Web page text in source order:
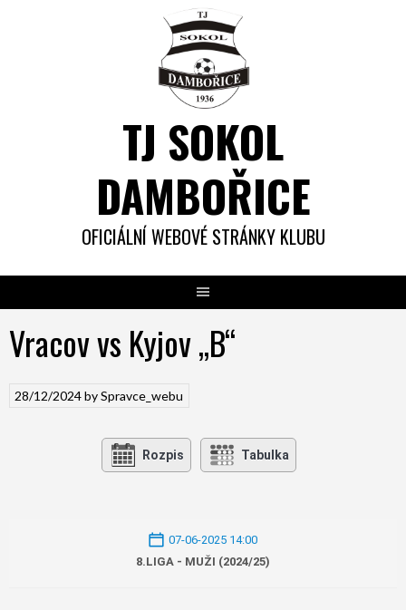
TJ SOKOL
DAMBOŘICE
OFICIÁLNÍ WEBOVÉ STRÁNKY KLUBU
Vracov vs Kyjov „B“
28/12/2024bySpravce_webu
Rozpis Tabulka
07-06-2025 14:00
8.LIGA - MUŽI (2024/25)